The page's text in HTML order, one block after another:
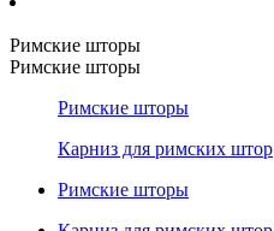
Римские шторы
Римские шторы
Римские шторы
Карниз для римских штор
Римские шторы